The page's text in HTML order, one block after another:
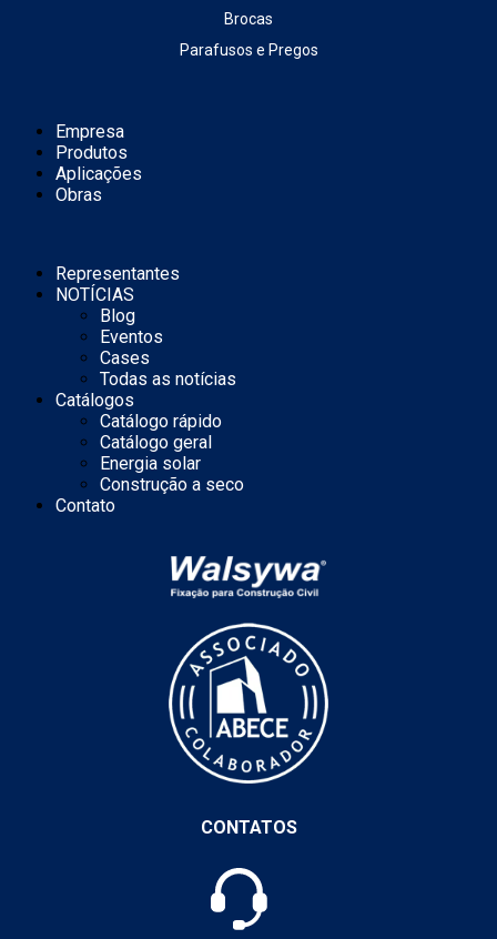
Brocas
Parafusos e Pregos
Empresa
Produtos
Aplicações
Obras
Representantes
NOTÍCIAS
Blog
Eventos
Cases
Todas as notícias
Catálogos
Catálogo rápido
Catálogo geral
Energia solar
Construção a seco
Contato
CONTATOS